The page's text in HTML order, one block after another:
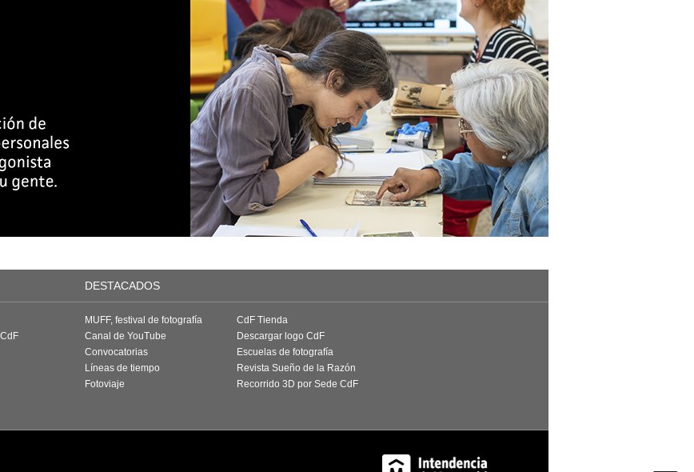
DESTACADOS
MUFF, festival de fotografía
Canal de YouTube
Convocatorias
Líneas de tiempo
Fotoviaje
CdF Tienda
Descargar logo CdF
Escuelas de fotografía
Revista Sueño de la Razón
Recorrido 3D por Sede CdF